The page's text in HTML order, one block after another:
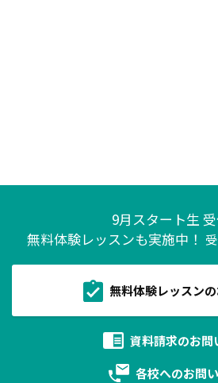
9月スタート生
無料体験レッスンも実施中！
無料体験レッスン
資料請求のお問
各校へのお問